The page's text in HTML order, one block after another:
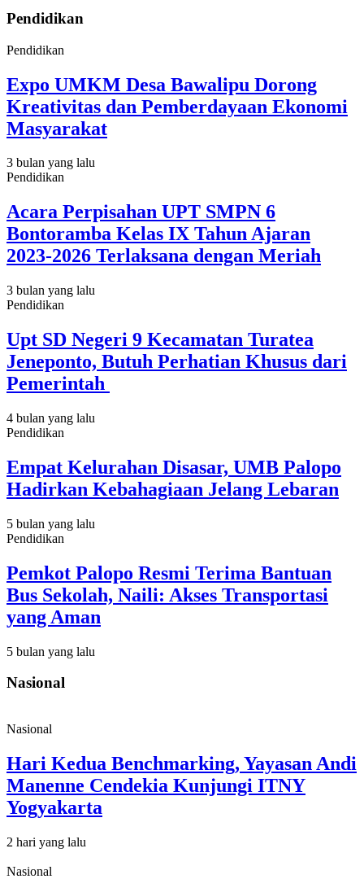
Pendidikan
Pendidikan
Expo UMKM Desa Bawalipu Dorong
Kreativitas dan Pemberdayaan Ekonomi
Masyarakat
3 bulan yang lalu
Pendidikan
Acara Perpisahan UPT SMPN 6
Bontoramba Kelas IX Tahun Ajaran
2023-2026 Terlaksana dengan Meriah
3 bulan yang lalu
Pendidikan
Upt SD Negeri 9 Kecamatan Turatea
Jeneponto, Butuh Perhatian Khusus dari
Pemerintah
4 bulan yang lalu
Pendidikan
Empat Kelurahan Disasar, UMB Palopo
Hadirkan Kebahagiaan Jelang Lebaran
5 bulan yang lalu
Pendidikan
Pemkot Palopo Resmi Terima Bantuan
Bus Sekolah, Naili: Akses Transportasi
yang Aman
5 bulan yang lalu
Nasional
Nasional
Hari Kedua Benchmarking, Yayasan Andi
Manenne Cendekia Kunjungi ITNY
Yogyakarta
2 hari yang lalu
Nasional